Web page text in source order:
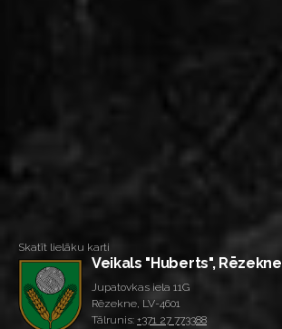
Skatīt lielāku karti
Veikals "Huberts", Rēzekne
Jupatovkas iela 11G
Rēzekne, LV-4601
Tālrunis: +371 27 773388